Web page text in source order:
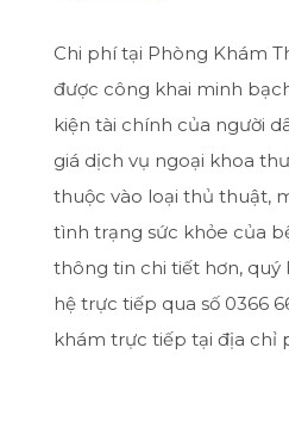
Chi phí tại Phòng Khám
được công khai minh
kiện tài chính của người
giá dịch vụ ngoại khoa
thuộc vào loại thủ thuật,
tình trạng sức khỏe của
thông tin chi tiết hơn, quý
hệ trực tiếp qua số 0366
khám trực tiếp tại địa chỉ